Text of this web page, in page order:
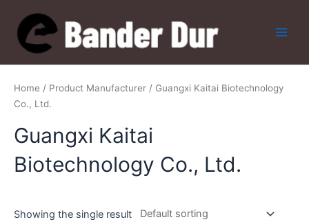
content
Home / Product Manufacturer / Guangxi Kaitai Biotechnology
Co., Ltd.
Guangxi Kaitai
Biotechnology Co., Ltd.
Showing the single result